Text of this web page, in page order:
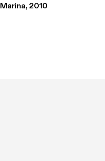
Marina, 2010